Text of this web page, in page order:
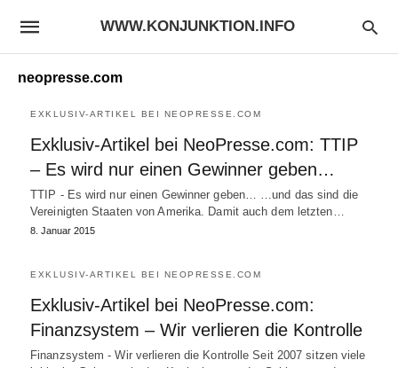
WWW.KONJUNKTION.INFO
neopresse.com
EXKLUSIV-ARTIKEL BEI NEOPRESSE.COM
Exklusiv-Artikel bei NeoPresse.com: TTIP
– Es wird nur einen Gewinner geben…
TTIP - Es wird nur einen Gewinner geben… …und das sind die
Vereinigten Staaten von Amerika. Damit auch dem letzten…
8. Januar 2015
EXKLUSIV-ARTIKEL BEI NEOPRESSE.COM
Exklusiv-Artikel bei NeoPresse.com:
Finanzsystem – Wir verlieren die Kontrolle
Finanzsystem - Wir verlieren die Kontrolle Seit 2007 sitzen viele